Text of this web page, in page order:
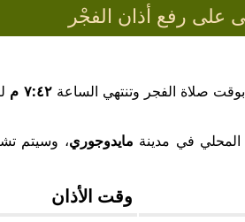
على رفع أذان الفجْر
بوقت صلاة الفجر وتنتهي الساعة٧:٤٢ م
في مدينة مايدوجوري، وسيتم
وقت الأذان